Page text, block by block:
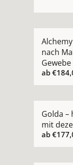
nach
Gewebe
ab
Golda
mit
ab